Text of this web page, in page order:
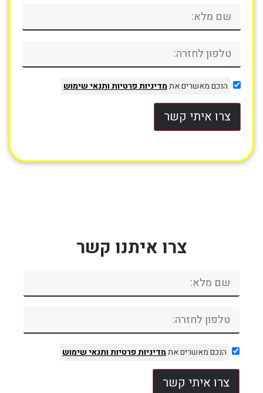
הנכם מאשרים אתמדיניות פרטיותותנאי שימוש
צרו איתי קשר
צרו איתנו קשר
הנכם מאשרים אתמדיניות פרטיותותנאי שימוש
צרו איתי קשר